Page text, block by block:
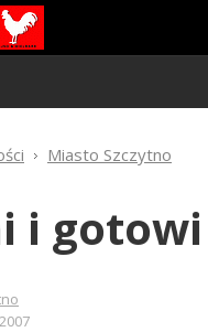
Miasto Szczytno
i gotowi